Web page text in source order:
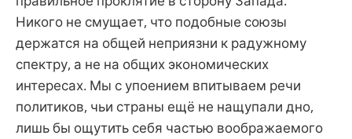
Никого не смущает, что подобные союзы
держатся на общей неприязни к радужному
спектру, а не на общих экономических
интересах. Мы с упоением впитываем речи
политиков, чьи страны ещё не нащупали дно,
лишь бы ощутить себя частью воображаемого